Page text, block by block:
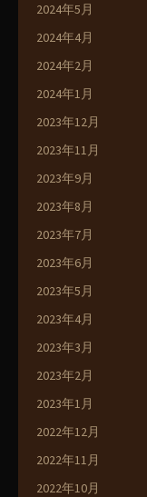
2024年5月
2024年4月
2024年2月
2024年1月
2023年12月
2023年11月
2023年9月
2023年8月
2023年7月
2023年6月
2023年5月
2023年4月
2023年3月
2023年2月
2023年1月
2022年12月
2022年11月
2022年10月